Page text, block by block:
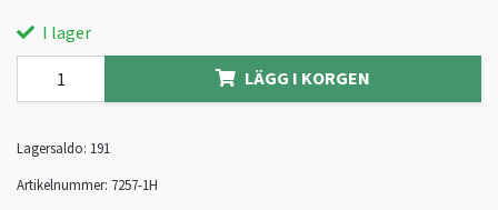
I lager
LÄGG I KORGEN
Lagersaldo: 191
Artikelnummer: 7257-1H